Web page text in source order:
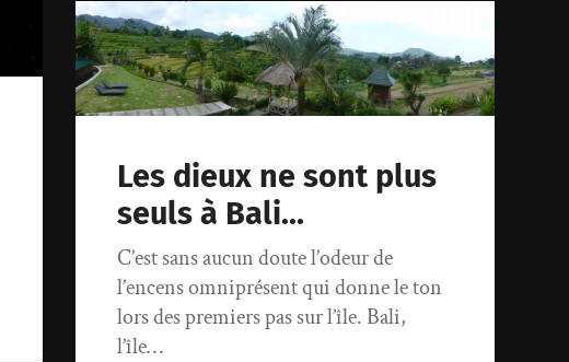
Les dieux ne sont plus
seuls à Bali…
C’est sans aucun doute l’odeur de
l’encens omniprésent qui donne le ton
lors des premiers pas sur l’île. Bali,
l’île…